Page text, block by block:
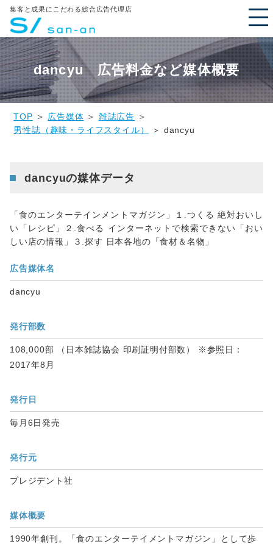
集客と成果にこだわる総合広告代理店
dancyu 広告料金など媒体概要
TOP ＞ 広告媒体 ＞ 雑誌広告 ＞
男性誌（趣味・ライフスタイル）
＞ dancyu
dancyuの媒体データ
「食のエンターテインメントマガジン」１.つくる 絶対おいし
い「レシピ」２.食べる インターネットで検索できない「おい
しい店の情報」３.探す 日本各地の「食材＆名物」
広告媒体名
dancyu
発行部数
108,000部 （日本雑誌協会 印刷証明付部数） ※参照日：
2017年8月
発行日
毎月6日発売
発行元
プレジデント社
媒体概要
1990年創刊。「食のエンターテイメントマガジン」として歩